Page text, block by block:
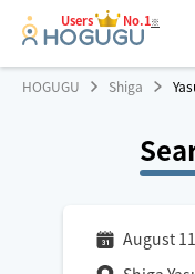
Users No.1※
HOGUGU Shiga
August